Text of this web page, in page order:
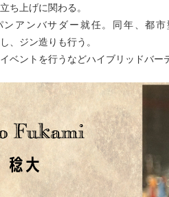
ち上げに関わる。
ンアンバサダー就任。同年、都
、ジン造りも行う。
ベントを行うなどハイブリッドバー